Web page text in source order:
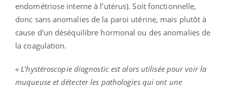
endométriose interne à l’utérus). Soit fonctionnelle,
donc sans anomalies de la paroi utérine, mais plutôt à
cause d'un déséquilibre hormonal ou des anomalies de
la coagulation.
« L’hystéroscopie diagnostic est alors utilisée pour voir la
muqueuse et détecter les pathologies qui ont une